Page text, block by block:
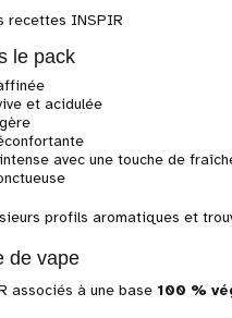
recettes INSPIR
le pack
et acidulée
avec une touche de
profils aromatiques et
de vape
associés à une base 100 %